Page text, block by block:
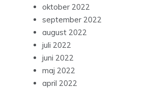
oktober 2022
september 2022
august 2022
juli 2022
juni 2022
maj 2022
april 2022